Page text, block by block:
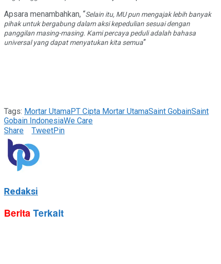
Apsara menambahkan, “Selain itu, MU pun mengajak lebih banyak
pihak untuk bergabung dalam aksi kepedulian sesuai dengan
panggilan masing-masing. Kami percaya peduli adalah bahasa
universal yang dapat menyatukan kita semua”
Tags: Mortar UtamaPT Cipta Mortar UtamaSaint GobainSaint
Gobain IndonesiaWe Care
Share
TweetPin
Redaksi
Berita Terkait